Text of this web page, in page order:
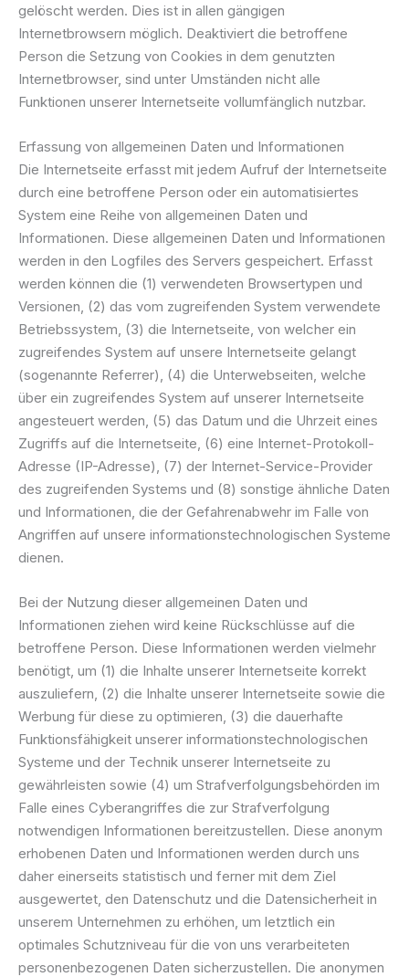
gelöscht werden. Dies ist in allen gängigen
Internetbrowsern möglich. Deaktiviert die betroffene
Person die Setzung von Cookies in dem genutzten
Internetbrowser, sind unter Umständen nicht alle
Funktionen unserer Internetseite vollumfänglich nutzbar.
Erfassung von allgemeinen Daten und Informationen
Die Internetseite erfasst mit jedem Aufruf der Internetseite
durch eine betroffene Person oder ein automatisiertes
System eine Reihe von allgemeinen Daten und
Informationen. Diese allgemeinen Daten und Informationen
werden in den Logfiles des Servers gespeichert. Erfasst
werden können die (1) verwendeten Browsertypen und
Versionen, (2) das vom zugreifenden System verwendete
Betriebssystem, (3) die Internetseite, von welcher ein
zugreifendes System auf unsere Internetseite gelangt
(sogenannte Referrer), (4) die Unterwebseiten, welche
über ein zugreifendes System auf unserer Internetseite
angesteuert werden, (5) das Datum und die Uhrzeit eines
Zugriffs auf die Internetseite, (6) eine Internet-Protokoll-
Adresse (IP-Adresse), (7) der Internet-Service-Provider
des zugreifenden Systems und (8) sonstige ähnliche Daten
und Informationen, die der Gefahrenabwehr im Falle von
Angriffen auf unsere informationstechnologischen Systeme
dienen.
Bei der Nutzung dieser allgemeinen Daten und
Informationen ziehen wird keine Rückschlüsse auf die
betroffene Person. Diese Informationen werden vielmehr
benötigt, um (1) die Inhalte unserer Internetseite korrekt
auszuliefern, (2) die Inhalte unserer Internetseite sowie die
Werbung für diese zu optimieren, (3) die dauerhafte
Funktionsfähigkeit unserer informationstechnologischen
Systeme und der Technik unserer Internetseite zu
gewährleisten sowie (4) um Strafverfolgungsbehörden im
Falle eines Cyberangriffes die zur Strafverfolgung
notwendigen Informationen bereitzustellen. Diese anonym
erhobenen Daten und Informationen werden durch uns
daher einerseits statistisch und ferner mit dem Ziel
ausgewertet, den Datenschutz und die Datensicherheit in
unserem Unternehmen zu erhöhen, um letztlich ein
optimales Schutzniveau für die von uns verarbeiteten
personenbezogenen Daten sicherzustellen. Die anonymen